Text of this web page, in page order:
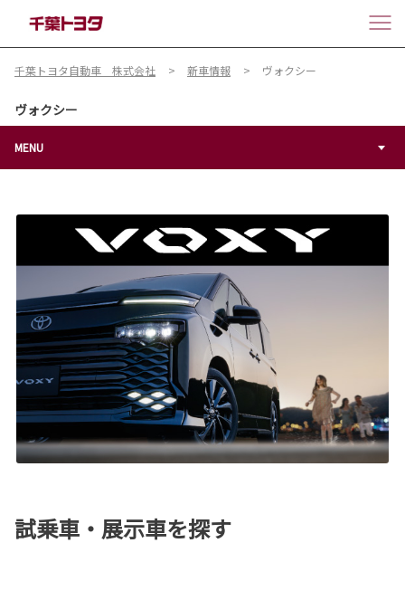
千葉トヨタ自動車 株式会社 新車情報 ヴォクシー
ヴォクシー
MENU
試乗車・展示車を探す